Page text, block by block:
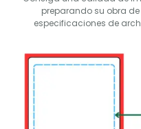
preparando su obra
especificaciones de